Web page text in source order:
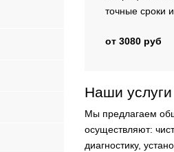
точные сроки
от 3080 руб
Наши услуги
Мы предлагаем
осуществляют:
диагностику,